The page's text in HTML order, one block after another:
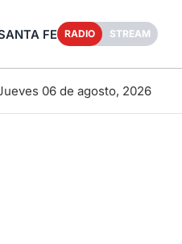
FE RADIO STREAM
06 de agosto, 2026